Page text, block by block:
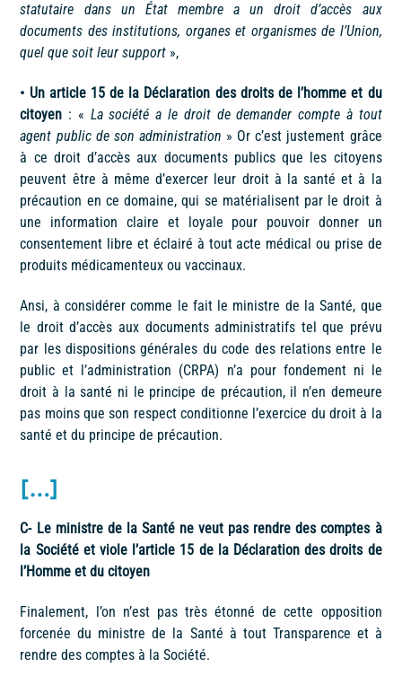
statutaire dans un État membre a un droit d’accès aux
documents des institutions, organes et organismes de l’Union,
quel que soit leur support »,
• Un article 15 de la Déclaration des droits de l’homme et du
citoyen : « La société a le droit de demander compte à tout
agent public de son administration » Or c’est justement grâce
à ce droit d’accès aux documents publics que les citoyens
peuvent être à même d’exercer leur droit à la santé et à la
précaution en ce domaine, qui se matérialisent par le droit à
une information claire et loyale pour pouvoir donner un
consentement libre et éclairé à tout acte médical ou prise de
produits médicamenteux ou vaccinaux.
Ansi, à considérer comme le fait le ministre de la Santé, que
le droit d’accès aux documents administratifs tel que prévu
par les dispositions générales du code des relations entre le
public et l’administration (CRPA) n’a pour fondement ni le
droit à la santé ni le principe de précaution, il n’en demeure
pas moins que son respect conditionne l’exercice du droit à la
santé et du principe de précaution.
[…]
C- Le ministre de la Santé ne veut pas rendre des comptes à
la Société et viole l’article 15 de la Déclaration des droits de
l’Homme et du citoyen
Finalement, l’on n’est pas très étonné de cette opposition
forcenée du ministre de la Santé à tout Transparence et à
rendre des comptes à la Société.